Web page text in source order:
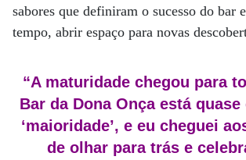
sabores que definiram o sucesso do bar
tempo, abrir espaço para novas
“A maturidade chegou para
Bar da Dona Onça está
‘maioridade’, e eu cheguei
de olhar para trás e